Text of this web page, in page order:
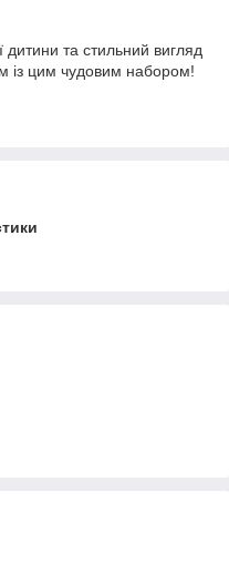
дитини та стильний вигляд
із цим чудовим набором!